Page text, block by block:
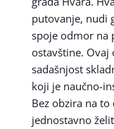
putovanje, nudi
spoje odmor na
ostavštine. Ovaj
sadašnjost
koji je naučno-
Bez obzira na
jednostavno